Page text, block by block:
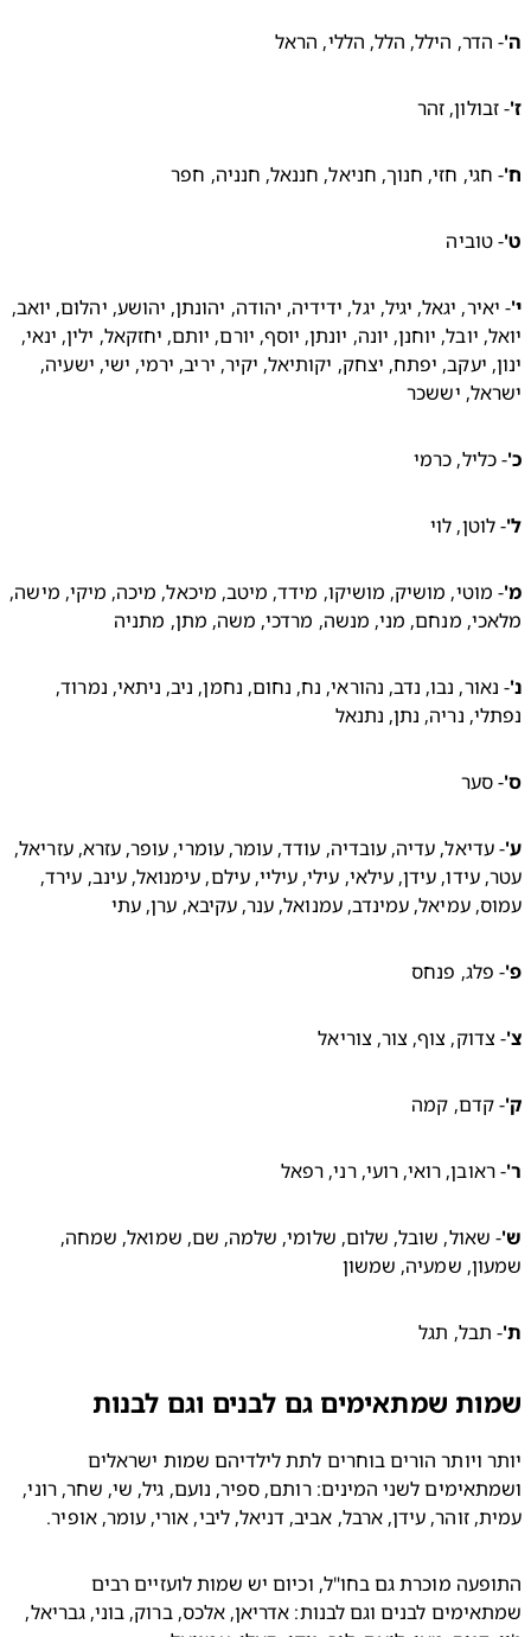
הדר, הילל, הלל, הללי, הראל
זהר
חזי, חנוך, חניאל, חננאל, חנניה, חפר
טוביה
- יאיר, יגאל, יגיל, יגל, ידידיה, יהודה, יהונתן, יהושע, יהלום, יואב,
יואל, יובל, יוחנן, יונה, יונתן, יוסף, יורם, יותם, יחזקאל, ילין, ינאי,
ינון, יעקב, יפתח, יצחק, יקותיאל, יקיר, יריב, ירמי, ישי, ישעיה,
יששכר
כרמי
לוי
- מוטי, מושיק, מושיקו, מידד, מיטב, מיכאל, מיכה, מיקי, מישה,
מנחם, מני, מנשה, מרדכי, משה, מתן, מתניה
- נאור, נבו, נדב, נהוראי, נח, נחום, נחמן, ניב, ניתאי, נמרוד,
נריה, נתן, נתנאל
סער
- עדיאל, עדיה, עובדיה, עודד, עומר, עומרי, עופר, עזרא, עזריאל,
עטר, עידו, עידן, עילאי, עילי, עיליי, עילם, עימנואל, עינב, עירד,
עמיאל, עמינדב, עמנואל, ענר, עקיבא, ערן, עתי
פלג, פנחס
צוף, צור, צוריאל
קדם, קמה
רואי, רועי, רני, רפאל
- שאול, שובל, שלום, שלומי, שלמה, שם, שמואל, שמחה,
שמעיה, שמשון
תבל, תגל
שמתאימים גם לבנים וגם לבנות
יותר ויותר הורים בוחרים לתת לילדיהם שמות ישראלים
ושמתאימים לשני המינים: רותם, ספיר, נועם, גיל, שי, שחר, רוני,
זוהר, עידן, ארבל, אביב, דניאל, ליבי, אורי, עומר, אופיר.
התופעה מוכרת גם בחו"ל, וכיום יש שמות לועזיים רבים
שמתאימים לבנים וגם לבנות: אדריאן, אלכס, ברוק, בוני, גבריאל,